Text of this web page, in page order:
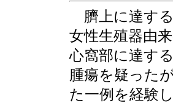
臍上に達する
女性生殖器由
心窩部に達す
腫瘍を疑った
た一例を経験